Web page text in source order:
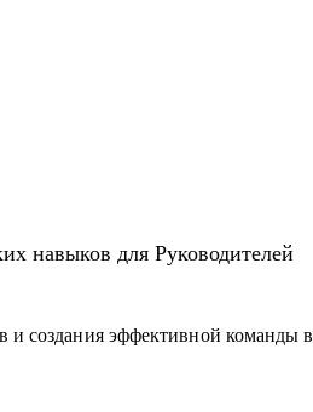
навыков для Руководителей
и создания эффективной команды в